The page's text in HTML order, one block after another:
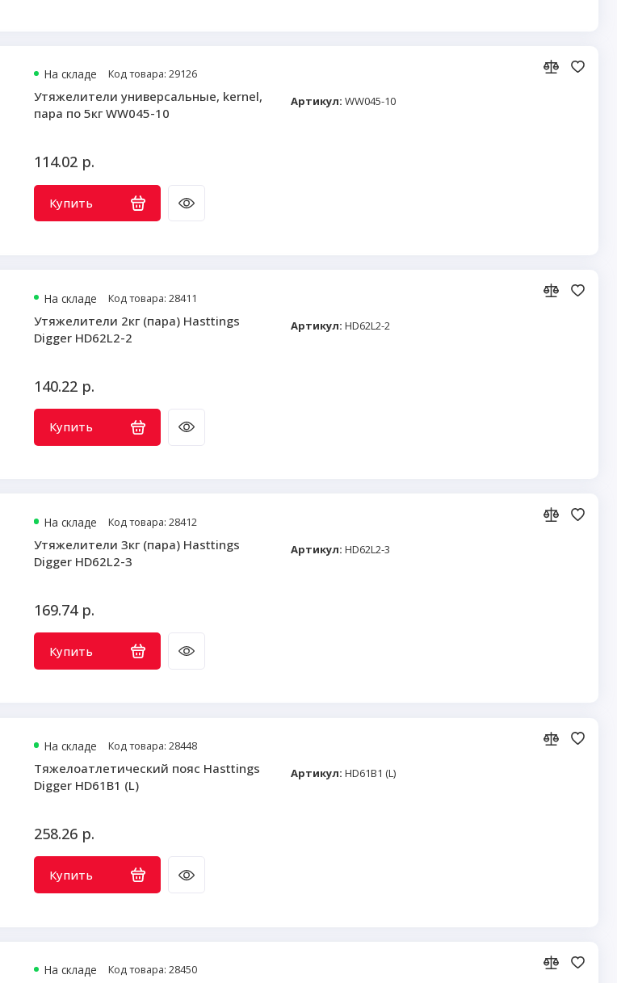
На складе Код товара: 29126
Утяжелители универсальные, kernel,
пара по 5кг WW045-10
114.02 р.
Купить
Артикул: WW045-10
На складе Код товара: 28411
Утяжелители 2кг (пара) Hasttings
Digger HD62L2-2
140.22 р.
Купить
Артикул: HD62L2-2
На складе Код товара: 28412
Утяжелители 3кг (пара) Hasttings
Digger HD62L2-3
169.74 р.
Купить
Артикул: HD62L2-3
На складе Код товара: 28448
Тяжелоатлетический пояс Hasttings
Digger HD61B1 (L)
258.26 р.
Купить
Артикул: HD61B1 (L)
На складе Код товара: 28450